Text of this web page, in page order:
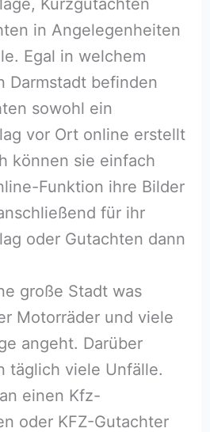
in Angelegenheiten
Egal in welchem
Darmstadt befinden
sowohl ein
vor Ort online erstellt
können sie einfach
Funktion ihre Bilder
für ihr
oder Gutachten dann
große Stadt was
Motorräder und viele
angeht. Darüber
täglich viele Unfälle.
einen Kfz-
oder KFZ-Gutachter